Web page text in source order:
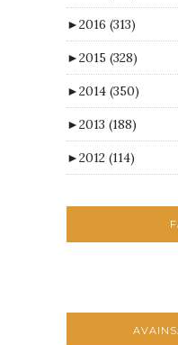
►2016 (313)
►2015 (328)
►2014 (350)
►2013 (188)
►2012 (114)